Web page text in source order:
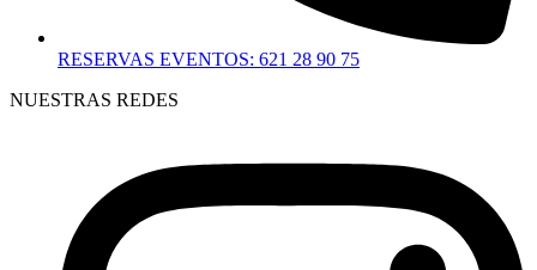
RESERVAS EVENTOS: 621 28 90 75
NUESTRAS REDES